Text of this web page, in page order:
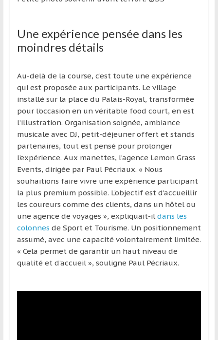
Une expérience pensée dans les
moindres détails
Au-delà de la course, c’est toute une expérience
qui est proposée aux participants. Le village
installé sur la place du Palais-Royal, transformée
pour l’occasion en un véritable food court, en est
l’illustration. Organisation soignée, ambiance
musicale avec DJ, petit-déjeuner offert et stands
partenaires, tout est pensé pour prolonger
l’expérience. Aux manettes, l’agence Lemon Grass
Events, dirigée par Paul Pécriaux. « Nous
souhaitions faire vivre une expérience participant
la plus premium possible. L’objectif est d’accueillir
les coureurs comme des clients, dans un hôtel ou
une agence de voyages », expliquait-il dans les
colonnes de Sport et Tourisme. Un positionnement
assumé, avec une capacité volontairement limitée.
« Cela permet de garantir un haut niveau de
qualité et d’accueil », souligne Paul Pécriaux.